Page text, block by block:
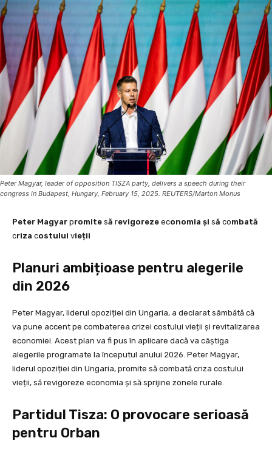
Peter Magyar, leader of opposition TISZA party, delivers a speech during their
congress in Budapest, Hungary, February 15, 2025. REUTERS/Marton Monus
Peter Magyar promite să revigoreze economia și să combată
criza costului vieții
Planuri ambițioase pentru alegerile
din 2026
Peter Magyar, liderul opoziției din Ungaria, a declarat sâmbătă că
va pune accent pe combaterea crizei costului vieții și revitalizarea
economiei. Acest plan va fi pus în aplicare dacă va câștiga
alegerile programate la începutul anului 2026. Peter Magyar,
liderul opoziției din Ungaria, promite să combată criza costului
vieții, să revigoreze economia și să sprijine zonele rurale.
Partidul Tisza: O provocare serioasă
pentru Orban